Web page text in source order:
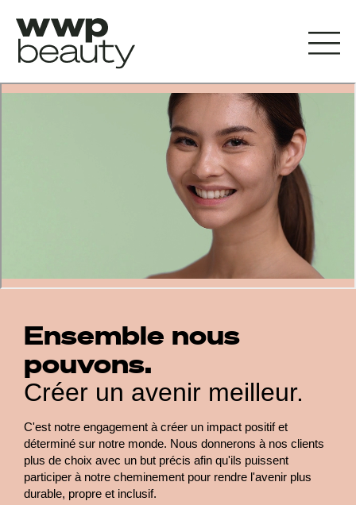
Ensemble nous
pouvons.
Créer un avenir meilleur.
C'est notre engagement à créer un impact positif et
déterminé sur notre monde. Nous donnerons à nos clients
plus de choix avec un but précis afin qu'ils puissent
participer à notre cheminement pour rendre l'avenir plus
durable, propre et inclusif.